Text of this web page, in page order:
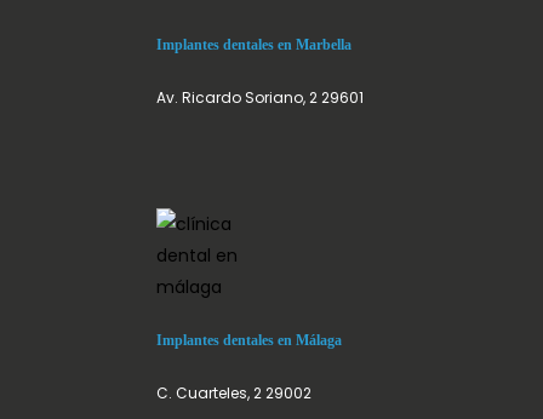
Implantes dentales en Marbella
Av. Ricardo Soriano, 2 29601
Implantes dentales en Málaga
C. Cuarteles, 2 29002